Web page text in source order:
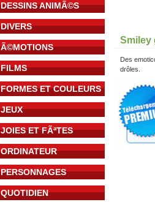
DESSINS ANIMÃ©S
DIVERS
Ã©MOTIONS
FILMS
FORMES ET COULEURS
JEUX
JOIES ET FÃªTES
ORDINATEUR
PERSONNAGES
QUOTIDIEN
Smiley
Des
drôles.